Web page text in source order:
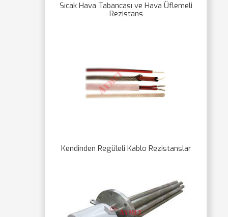
Sıcak Hava Tabancası ve Hava Üflemeli
Rezistans
Kendinden Regüleli Kablo Rezistanslar